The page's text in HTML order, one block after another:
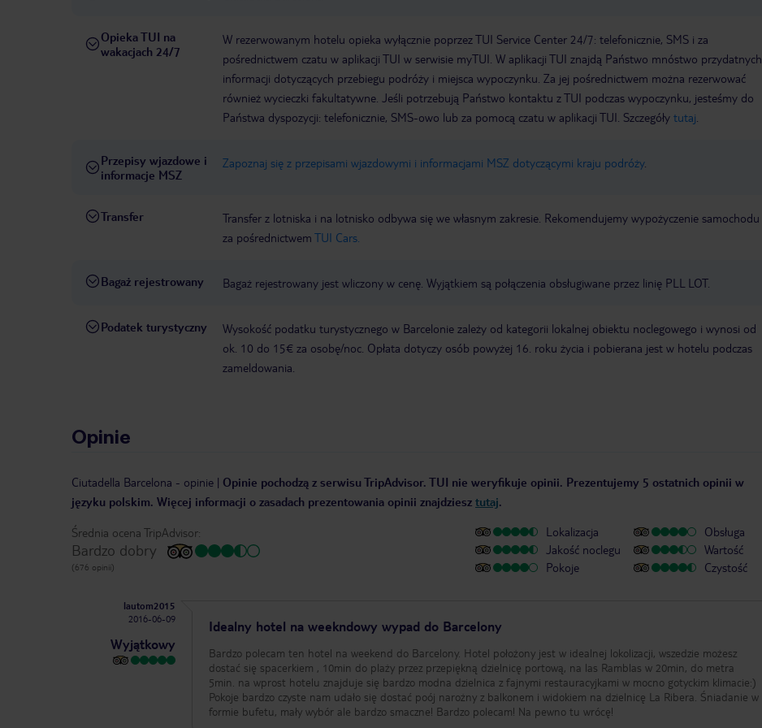
Opieka TUI na
wakacjach 24/7
W rezerwowanym hotelu opieka wyłącznie poprzez TUI Service Center 24/7: telefonicznie, SMS i za
pośrednictwem czatu w aplikacji TUI w serwisie myTUI. W aplikacji TUI znajdą Państwo mnóstwo przydatnych
informacji dotyczących przebiegu podróży i miejsca wypoczynku. Za jej pośrednictwem można rezerwować
również wycieczki fakultatywne. Jeśli potrzebują Państwo kontaktu z TUI podczas wypoczynku, jesteśmy do
Państwa dyspozycji: telefonicznie, SMS-owo lub za pomocą czatu w aplikacji TUI. Szczegóły tutaj
Przepisy wjazdowe i
informacje MSZ
Zapoznaj się z przepisami wjazdowymi i informacjami MSZ dotyczącymi kraju podróży.
Transfer
Transfer z lotniska i na lotnisko odbywa się we własnym zakresie. Rekomendujemy wypożyczenie samochodu
za pośrednictwem TUI Cars.
Bagaż rejestrowany Bagaż rejestrowany jest wliczony w cenę. Wyjątkiem są połączenia obsługiwane przez linię PLL LOT.
Podatek turystyczny
Wysokość podatku turystycznego w Barcelonie zależy od kategorii lokalnej obiektu noclegowego i wynosi od
ok. 10 do 15€ za osobę/noc. Opłata dotyczy osób powyżej 16. roku życia i pobierana jest w hotelu podczas
zameldowania.
Opinie
Ciutadella Barcelona - opinie | Opinie pochodzą z serwisu TripAdvisor. TUI nie weryfikuje opinii. Prezentujemy 5 ostatnich opinii w
języku polskim. Więcej informacji o zasadach prezentowania opinii znajdziesz tutaj.
Średnia ocena TripAdvisor:
Bardzo dobry
(676 opinii)
Lokalizacja
Jakość noclegu
Pokoje
Obsługa
Wartość
Czystość
lautom2015
2016-06-09
Wyjątkowy
Idealny hotel na weekndowy wypad do Barcelony
Bardzo polecam ten hotel na weekend do Barcelony. Hotel położony jest w idealnej lokolizacji, wszedzie możesz
dostać się spacerkiem , 10min do plaży przez przepiękną dzielnicę portową, na las Ramblas w 20min, do metra
5min. na wprost hotelu znajduje się bardzo modna dzielnica z fajnymi restauracyjkami w mocno gotyckim klimacie:)
Pokoje bardzo czyste nam udało się dostać poój narożny z balkonem i widokiem na dzielnicę La Ribera. Śniadanie w
formie bufetu, mały wybór ale bardzo smaczne! Bardzo polecam! Na pewno tu wrócę!